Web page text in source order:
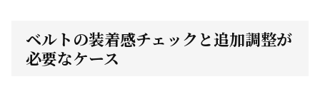
ベルトの装着感チェックと追加調整が
必要なケース